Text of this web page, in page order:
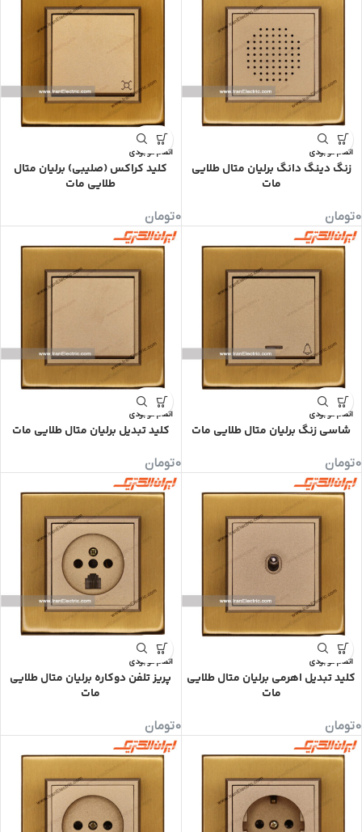
اتمام موجودی
زنگ دینگ دانگ برلیان متال طلایی
مات
0تومان
اتمام موجودی
کلید کراکس (صلیبی) برلیان متال
طلایی مات
0تومان
اتمام موجودی
شاسی زنگ برلیان متال طلایی مات
0تومان
اتمام موجودی
کلید تبدیل برلیان متال طلایی مات
0تومان
اتمام موجودی
کلید تبدیل اهرمی برلیان متال طلایی
مات
0تومان
اتمام موجودی
پریز تلفن دوکاره برلیان متال طلایی
مات
0تومان